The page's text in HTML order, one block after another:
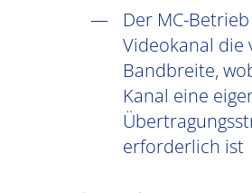
Der MC-
Videokanal die
Bandbreite,
Kanal eine
erforderlich ist